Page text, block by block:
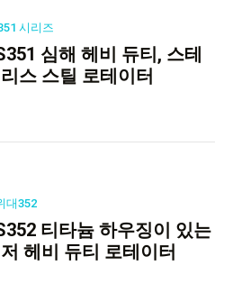
시리즈
심해 헤비 듀티, 스테
스 스틸 로테이터
대352
티타늄 하우징이 있는
헤비 듀티 로테이터